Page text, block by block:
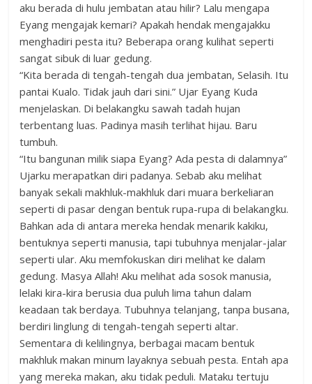
aku berada di hulu jembatan atau hilir? Lalu mengapa
Eyang mengajak kemari? Apakah hendak mengajakku
menghadiri pesta itu? Beberapa orang kulihat seperti
sangat sibuk di luar gedung.
“Kita berada di tengah-tengah dua jembatan, Selasih. Itu
pantai Kualo. Tidak jauh dari sini.” Ujar Eyang Kuda
menjelaskan. Di belakangku sawah tadah hujan
terbentang luas. Padinya masih terlihat hijau. Baru
tumbuh.
“Itu bangunan milik siapa Eyang? Ada pesta di dalamnya”
Ujarku merapatkan diri padanya. Sebab aku melihat
banyak sekali makhluk-makhluk dari muara berkeliaran
seperti di pasar dengan bentuk rupa-rupa di belakangku.
Bahkan ada di antara mereka hendak menarik kakiku,
bentuknya seperti manusia, tapi tubuhnya menjalar-jalar
seperti ular. Aku memfokuskan diri melihat ke dalam
gedung. Masya Allah! Aku melihat ada sosok manusia,
lelaki kira-kira berusia dua puluh lima tahun dalam
keadaan tak berdaya. Tubuhnya telanjang, tanpa busana,
berdiri linglung di tengah-tengah seperti altar.
Sementara di kelilingnya, berbagai macam bentuk
makhluk makan minum layaknya sebuah pesta. Entah apa
yang mereka makan, aku tidak peduli. Mataku tertuju